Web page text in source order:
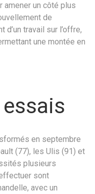
amener un côté plus
de
d’un travail sur l’offre,
une montée en
en septembre
(77), les Ulis (91) et
plusieurs
sont
avec un